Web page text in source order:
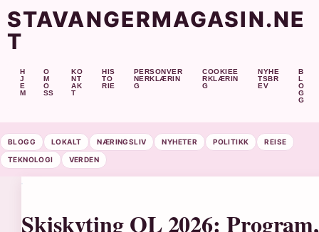
STAVANGERMAGASIN.NE
T
H
J
E
M
O
M
O
SS
KO
NT
AK
T
HIS
TO
RIE
PERSONVER
NERKLÆRIN
G
COOKIEE
RKLÆRIN
G
NYHE
TSBR
EV
B
L
O
G
G
BLOGG LOKALT NÆRINGSLIV NYHETER POLITIKK REISE
TEKNOLOGI VERDEN
Skiskyting OL 2026: